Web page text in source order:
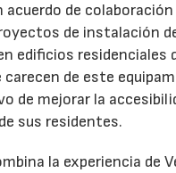
acuerdo de colaboración
de instalación
edificios residenciales
de este
de mejorar la
sus residentes.
la experiencia de